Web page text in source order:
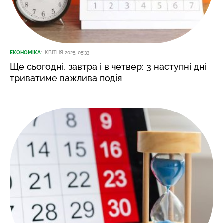
ЕКОНОМІКА1 КВІТНЯ 2025, 05:33
Ще сьогодні, завтра і в четвер: 3 наступні дні
триватиме важлива подія